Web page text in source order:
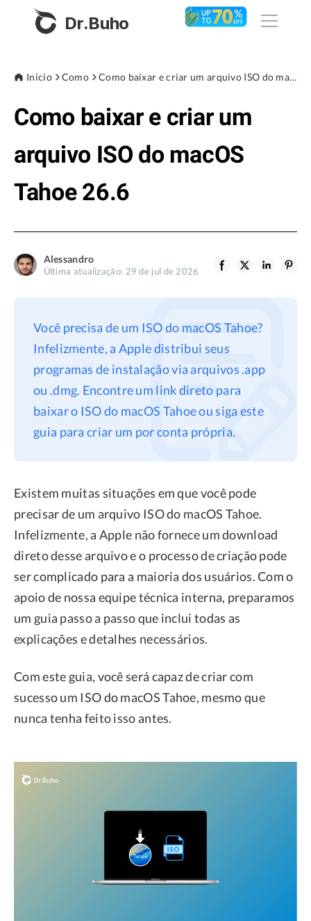
Dr.Buho
Produtos
BuhoCleaner
BuhoRepair
BuhoLaunchpad
Loja
Blog
Privacidade
Refund
Início Como Como baixar e criar um arquivo ISO do macOS Tahoe 26.6
Como baixar e criar um
arquivo ISO do macOS
Tahoe 26.6
Alessandro
Última atualização: 29 de jul de 2026
Você precisa de um ISO do macOS Tahoe?
Infelizmente, a Apple distribui seus
programas de instalação via arquivos .app
ou .dmg. Encontre um link direto para
baixar o ISO do macOS Tahoe ou siga este
guia para criar um por conta própria.
Existem muitas situações em que você pode
precisar de um arquivo ISO do macOS Tahoe.
Infelizmente, a Apple não fornece um download
direto desse arquivo e o processo de criação pode
ser complicado para a maioria dos usuários. Com o
apoio de nossa equipe técnica interna, preparamos
um guia passo a passo que inclui todas as
explicações e detalhes necessários.
Com este guia, você será capaz de criar com
sucesso um ISO do macOS Tahoe, mesmo que
nunca tenha feito isso antes.